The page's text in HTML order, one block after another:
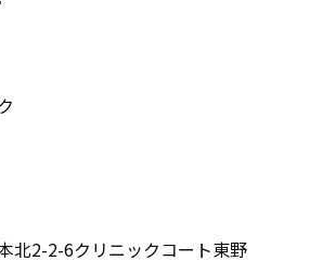
北2-2-6クリニックコート東野